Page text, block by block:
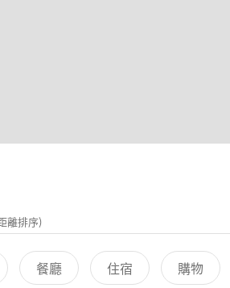
離排序)
餐廳 住宿 購物